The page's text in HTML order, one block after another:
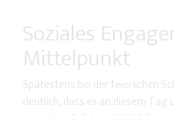
Soziales
Mittelpunkt
Spätestens bei der feierlichen
deutlich, dass es an diesem